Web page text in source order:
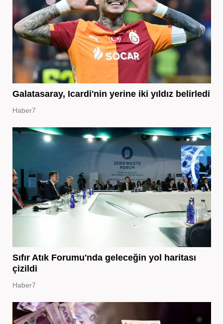
Galatasaray, Icardi'nin yerine iki yıldız belirledi
Haber7
Sıfır Atık Forumu'nda geleceğin yol haritası
çizildi
Haber7